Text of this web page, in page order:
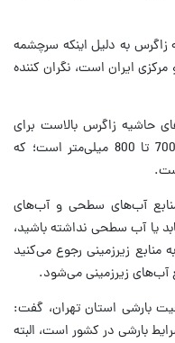
به دلیل اینکه سرچشمه
مرکزی ایران است، نگران کننده
حاشیه زاگرس بالاست برای
مثال میانگین سالانه برخی مناطق حدود 700 تا 800 میلی‌متر است؛ که
آب‌های سطحی و آب‌های
یا آب سطحی نداشته باشید،
منابع زیرزمینی رجوع می‌کنید
زیرزمینی می‌شود.
بارشی استان تهران، گفت:
بارشی در کشور است، البته